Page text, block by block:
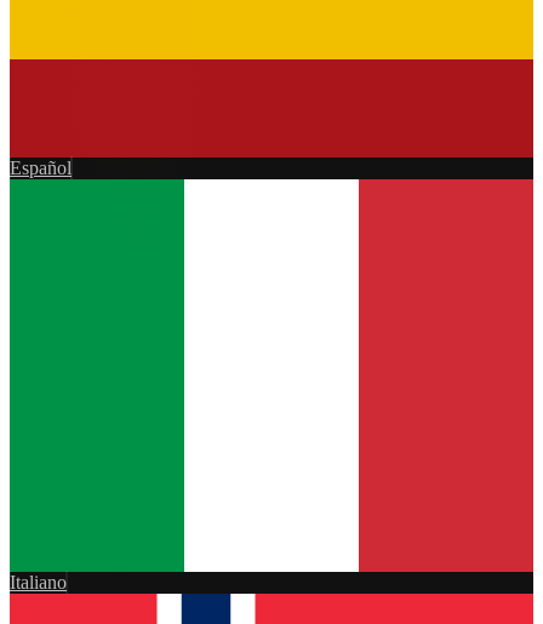
Español
Italiano